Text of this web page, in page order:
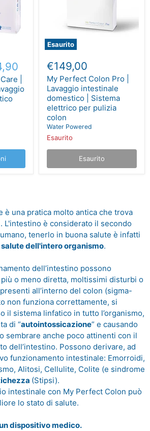
|
Esaurito
€149,00
My Perfect Colon Pro |
Lavaggio intestinale
domestico | Sistema
elettrico per pulizia
colon
Water Powered
Esaurito
Esaurito
è una pratica molto antica che trova
L'intestino è considerato il secondo
tenerlo in buona salute è infatti
salute dell'intero organismo.
dell’intestino possono
o meno diretta, moltissimi disturbi o
all’interno del colon (sigma-
non funziona correttamente, si
il sistema linfatico in tutto l’organismo,
di “autointossicazione” e causando
sembrare anche poco attinenti con il
dell’intestino. Possono derivare, ad
funzionamento intestinale: Emorroidi,
Alitosi, Cellulite, Colite (e sindrome
(Stipsi).
intestinale con My Perfect Colon può
lo stato di salute.
dispositivo medico.